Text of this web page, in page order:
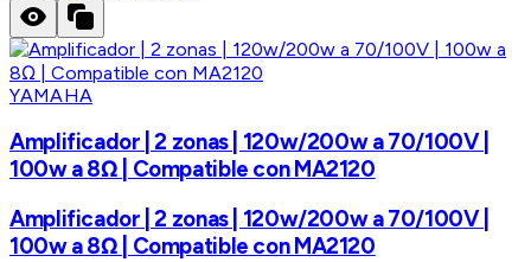
YAMAHA
Amplificador | 2 zonas | 120w/200w a 70/100V |
100w a 8Ω | Compatible con MA2120
Amplificador | 2 zonas | 120w/200w a 70/100V |
100w a 8Ω | Compatible con MA2120